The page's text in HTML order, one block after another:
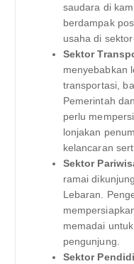
saudara di
berdampak
usaha di
Sektor
menyebabkan
transportasi,
Pemerintah
perlu
lonjakan
kelancaran
Sektor
ramai
Lebaran.
memadai
pengunjung.
Sektor